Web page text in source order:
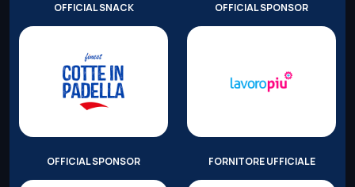
OFFICIAL SNACK OFFICIAL SPONSOR
OFFICIAL SPONSOR FORNITORE UFFICIALE